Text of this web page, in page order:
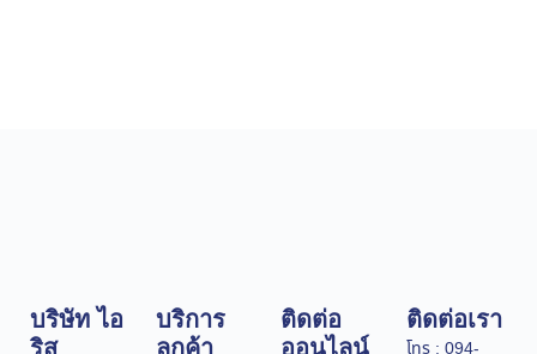
บริษัท ไอ
ริส
บริการ
ลูกค้า
ติดต่อ
ออนไลน์
ติดต่อเรา
โทร : 094-